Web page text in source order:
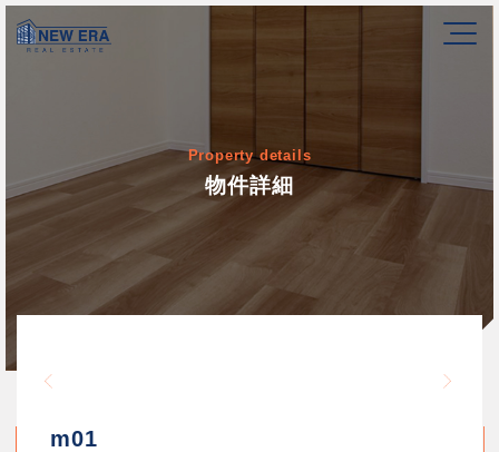
Property details
物件詳細
/home/newerakk/
m01